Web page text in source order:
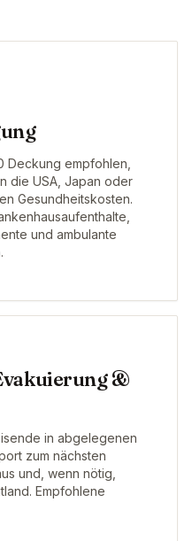
Deckung empfohlen,
die USA, Japan oder
Gesundheitskosten.
und ambulante
&
in abgelegenen
zum nächsten
und, wenn nötig,
Empfohlene